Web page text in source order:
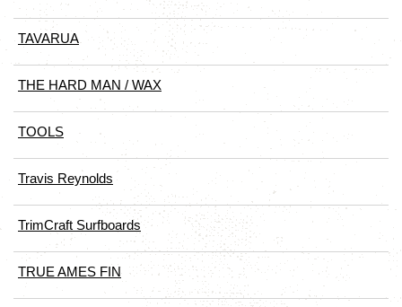
TAVARUA
THE HARD MAN / WAX
TOOLS
Travis Reynolds
TrimCraft Surfboards
TRUE AMES FIN